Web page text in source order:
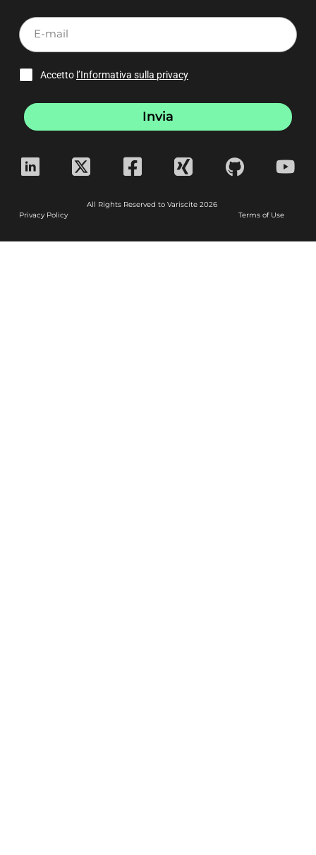
E-
mail
Accetto l’Informativa sulla privacy
Invia
All Rights Reserved to Variscite 2026
Privacy Policy
Terms of Use